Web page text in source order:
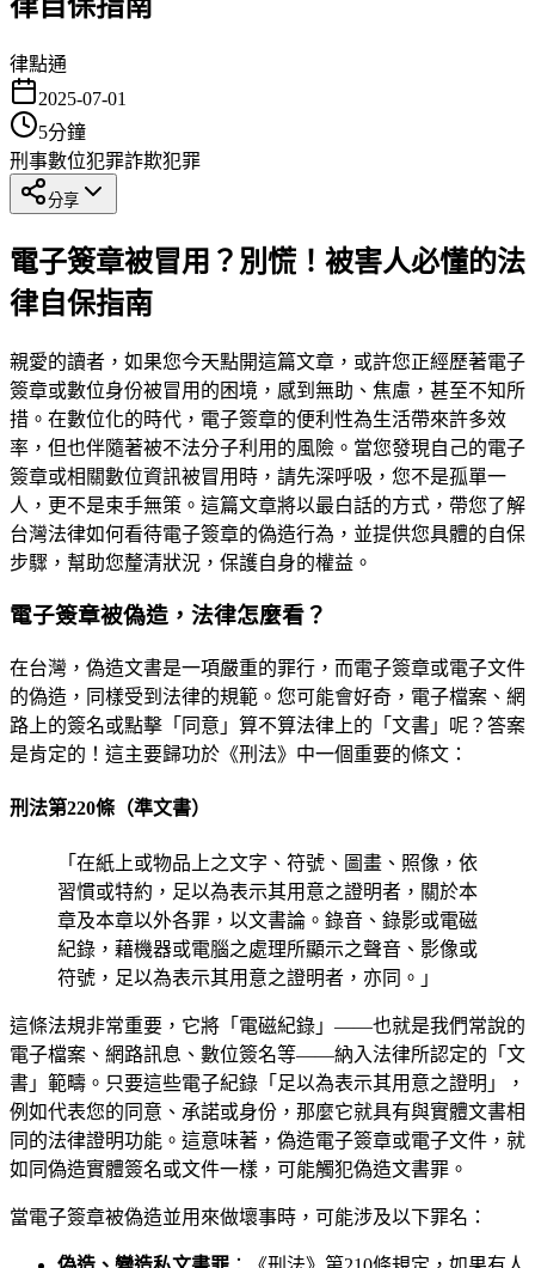
律點通
2025-07-01
5分鐘
刑事數位犯罪詐欺犯罪
分享
電子簽章被冒用？別慌！被害人必懂的法
律自保指南
親愛的讀者，如果您今天點開這篇文章，或許您正經歷著電子
簽章或數位身份被冒用的困境，感到無助、焦慮，甚至不知所
措。在數位化的時代，電子簽章的便利性為生活帶來許多效
率，但也伴隨著被不法分子利用的風險。當您發現自己的電子
簽章或相關數位資訊被冒用時，請先深呼吸，您不是孤單一
人，更不是束手無策。這篇文章將以最白話的方式，帶您了解
台灣法律如何看待電子簽章的偽造行為，並提供您具體的自保
步驟，幫助您釐清狀況，保護自身的權益。
電子簽章被偽造，法律怎麼看？
在台灣，偽造文書是一項嚴重的罪行，而電子簽章或電子文件
的偽造，同樣受到法律的規範。您可能會好奇，電子檔案、網
路上的簽名或點擊「同意」算不算法律上的「文書」呢？答案
是肯定的！這主要歸功於《刑法》中一個重要的條文：
刑法第220條（準文書）
「在紙上或物品上之文字、符號、圖畫、照像，依
習慣或特約，足以為表示其用意之證明者，關於本
章及本章以外各罪，以文書論。錄音、錄影或電磁
紀錄，藉機器或電腦之處理所顯示之聲音、影像或
符號，足以為表示其用意之證明者，亦同。」
這條法規非常重要，它將「電磁紀錄」——也就是我們常說的
電子檔案、網路訊息、數位簽名等——納入法律所認定的「文
書」範疇。只要這些電子紀錄「足以為表示其用意之證明」，
例如代表您的同意、承諾或身份，那麼它就具有與實體文書相
同的法律證明功能。這意味著，偽造電子簽章或電子文件，就
如同偽造實體簽名或文件一樣，可能觸犯偽造文書罪。
當電子簽章被偽造並用來做壞事時，可能涉及以下罪名：